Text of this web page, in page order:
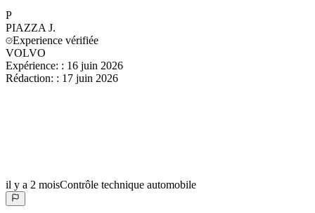
P
PIAZZA J.
Experience vérifiée
VOLVO
Expérience: : 16 juin 2026
Rédaction: : 17 juin 2026
il y a 2 moisContrôle technique automobile